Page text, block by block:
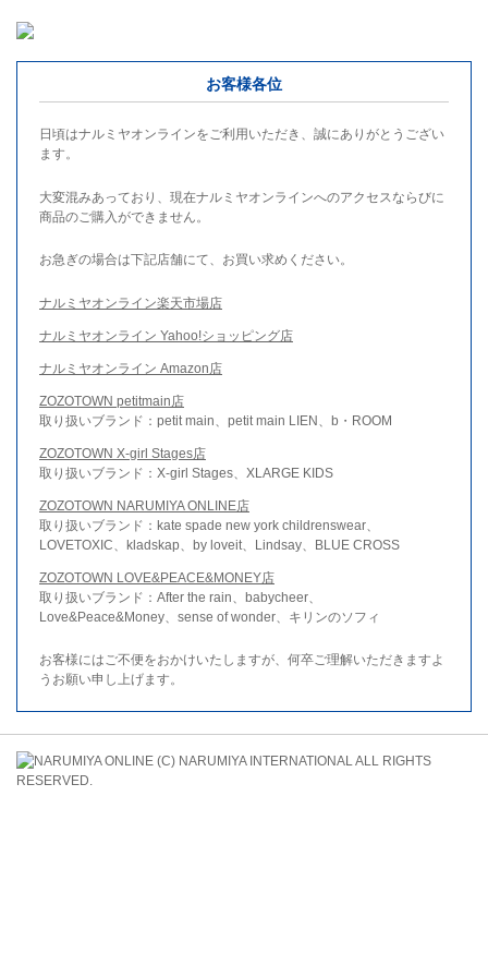
お客様各位
日頃はナルミヤオンラインをご利用いただき、誠にありがとうござい
ます。
大変混みあっており、現在ナルミヤオンラインへのアクセスならびに
商品のご購入ができません。
お急ぎの場合は下記店舗にて、お買い求めください。
ナルミヤオンライン楽天市場店
ナルミヤオンライン Yahoo!ショッピング店
ナルミヤオンライン Amazon店
ZOZOTOWN petitmain店
取り扱いブランド：petit main、petit main LIEN、b・ROOM
ZOZOTOWN X-girl Stages店
取り扱いブランド：X-girl Stages、XLARGE KIDS
ZOZOTOWN NARUMIYA ONLINE店
取り扱いブランド：kate spade new york childrenswear、
LOVETOXIC、kladskap、by loveit、Lindsay、BLUE CROSS
ZOZOTOWN LOVE&PEACE&MONEY店
取り扱いブランド：After the rain、babycheer、
Love&Peace&Money、sense of wonder、キリンのソフィ
お客様にはご不便をおかけいたしますが、何卒ご理解いただきますよ
うお願い申し上げます。